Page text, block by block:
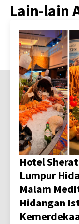
Lain-lain
Hotel
Lumpur
Malam
Hidangan